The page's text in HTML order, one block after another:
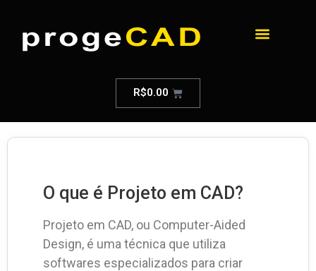
R$0.00
O que é Projeto em CAD?
Projeto em CAD, ou Computer-Aided
Design, é uma técnica que utiliza
softwares especializados para criar